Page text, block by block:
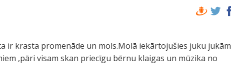
ir krasta promenāde un mols.Molā iekārtojušies juku jukām
,pāri visam skan priecīgu bērnu klaigas un mūzika no